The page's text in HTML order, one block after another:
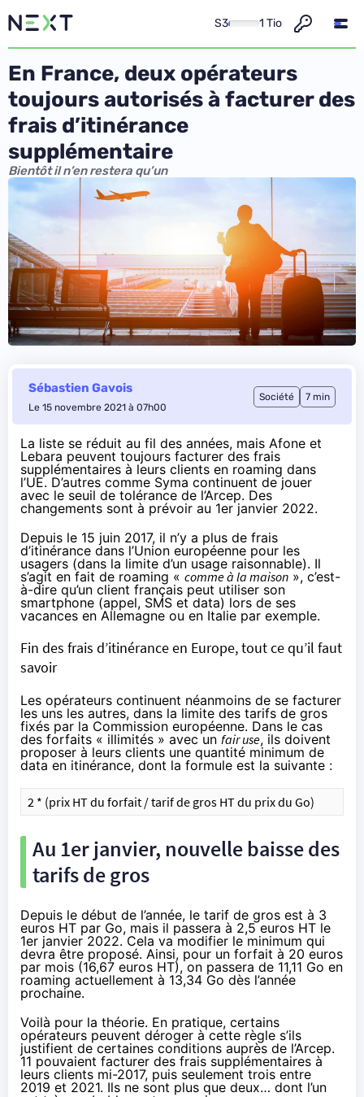
S3 1 Tio
En France, deux opérateurs
toujours autorisés à facturer des
frais d’itinérance
supplémentaire
Bientôt il n’en restera qu’un
Sébastien Gavois
Le 15 novembre 2021 à 07h00
Société 7 min
La liste se réduit au fil des années, mais Afone et
Lebara peuvent toujours facturer des frais
supplémentaires à leurs clients en roaming dans
l’UE. D’autres comme Syma continuent de jouer
avec le seuil de tolérance de l’Arcep. Des
changements sont à prévoir au 1er janvier 2022.
Depuis le 15 juin 2017, il n’y a plus de frais
d’itinérance dans l’Union européenne pour les
usagers (dans la limite d’un usage raisonnable). Il
s’agit en fait de roaming « comme à la maison », c’est-
à-dire qu’un client français peut utiliser son
smartphone (appel, SMS et data) lors de ses
vacances en Allemagne ou en Italie par exemple.
Fin des frais d’itinérance en Europe, tout ce qu’il faut
savoir
Les opérateurs continuent néanmoins de se facturer
les uns les autres, dans la limite des tarifs de gros
fixés par la Commission européenne. Dans le cas
des forfaits « illimités » avec un fair use, ils doivent
proposer à leurs clients une quantité minimum de
data en itinérance, dont la formule est la suivante :
2 * (prix HT du forfait / tarif de gros HT du prix du Go)
Au 1er janvier, nouvelle baisse des
tarifs de gros
Depuis le début de l’année, le tarif de gros est à 3
euros HT par Go, mais il passera à 2,5 euros HT le
1er janvier 2022. Cela va modifier le minimum qui
devra être proposé. Ainsi, pour un forfait à 20 euros
par mois (16,67 euros HT), on passera de 11,11 Go en
roaming actuellement à 13,34 Go dès l’année
prochaine.
Voilà pour la théorie. En pratique, certains
opérateurs peuvent déroger à cette règle s’ils
justifient de certaines conditions auprès de l’Arcep.
11 pouvaient facturer des frais supplémentaires à
leurs clients mi-2017, puis seulement trois entre
2019 et 2021. Ils ne sont plus que deux… dont l’un